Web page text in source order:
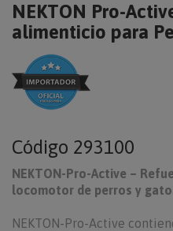
NEKTON Pro-
alimenticio para
Código 293100
NEKTON-Pro-Active –
locomotor de perros y
NEKTON-Pro-Active